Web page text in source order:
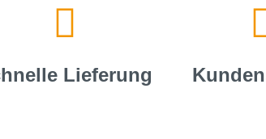
Lieferung